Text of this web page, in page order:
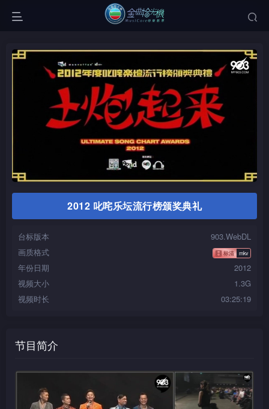
2012 叱咤乐坛流行榜颁奖典礼
台标版本
903.WebDL
画质格式
年份日期
2012
视频大小
1.3G
视频时长
03:25:19
节目简介